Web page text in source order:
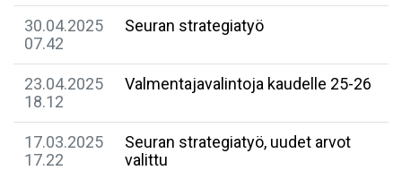
30.04.2025
07.42
Seuran strategiatyö
23.04.2025
18.12
Valmentajavalintoja kaudelle 25-26
17.03.2025
17.22
Seuran strategiatyö, uudet arvot
valittu